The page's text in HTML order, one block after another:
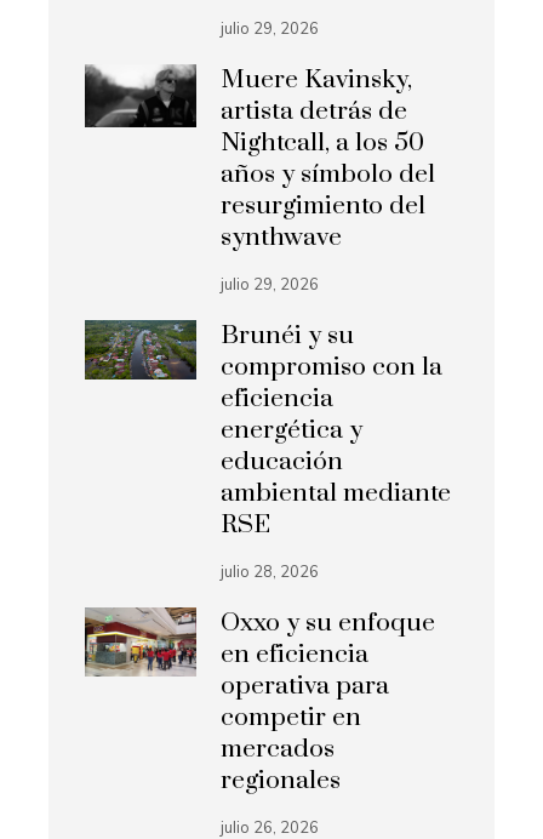
julio 29, 2026
Muere Kavinsky,
artista detrás de
Nightcall, a los 50
años y símbolo del
resurgimiento del
synthwave
julio 29, 2026
Brunéi y su
compromiso con la
eficiencia
energética y
educación
ambiental mediante
RSE
julio 28, 2026
Oxxo y su enfoque
en eficiencia
operativa para
competir en
mercados
regionales
julio 26, 2026